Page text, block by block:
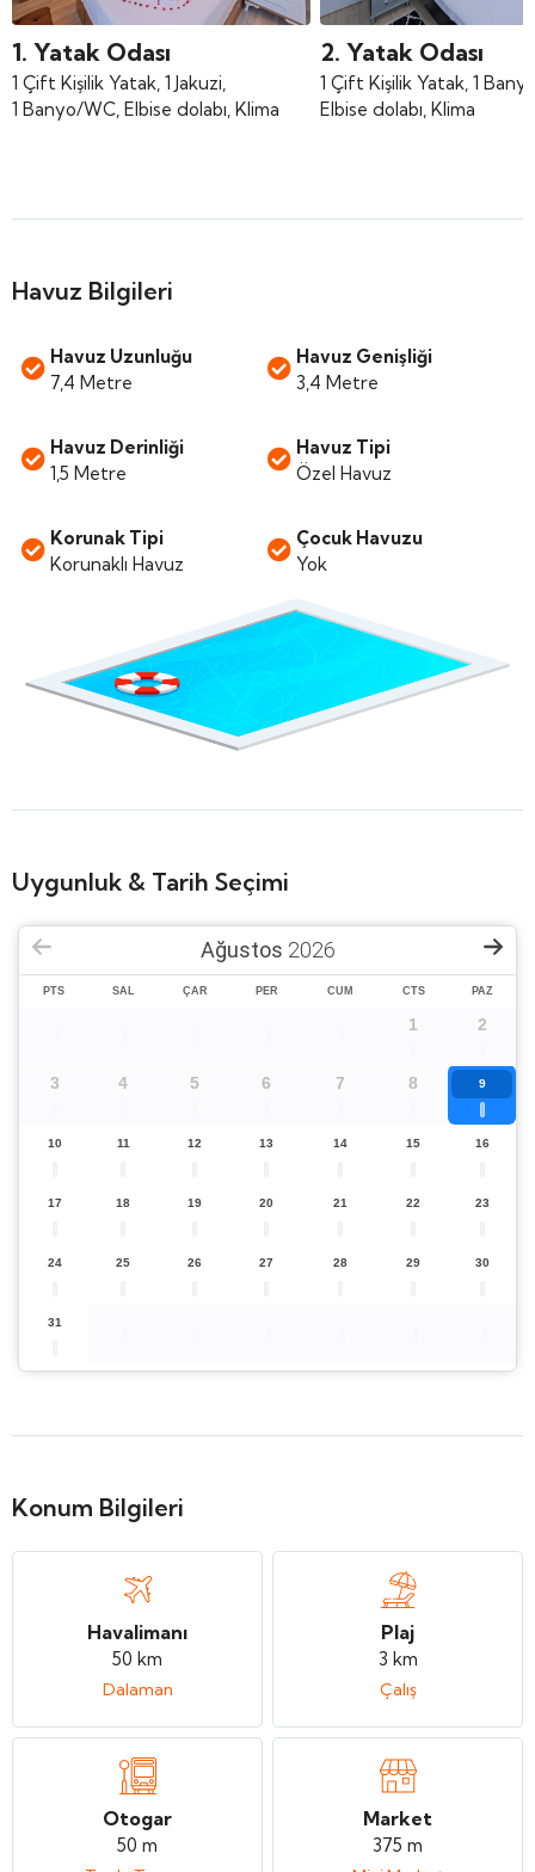
1. Yatak Odası
1 Çift Kişilik Yatak, 1 Jakuzi,
1 Banyo/WC, Elbise dolabı, Klima
2. Yatak Odası
1 Çift Kişilik Yatak, 1
Elbise dolabı, Klima
Havuz Bilgileri
Havuz Uzunluğu
7,4 Metre
Havuz Genişliği
3,4 Metre
Havuz Derinliği
1,5 Metre
Havuz Tipi
Özel Havuz
Korunak Tipi
Korunaklı Havuz
Çocuk Havuzu
Yok
Uygunluk & Tarih Seçimi
Ağustos 2026
PTS SAL ÇAR PER CUM CTS PAZ
1 2
3 4 5 6 7 8 9
10 11 12 13 14 15 16
17 18 19 20 21 22 23
24 25 26 27 28 29 30
31
Konum Bilgileri
Havalimanı
50 km
Dalaman
Plaj
3 km
Çalış
Otogar
50 m
Market
375 m